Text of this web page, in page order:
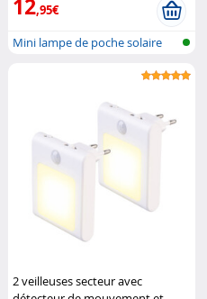
12,95€
Mini lampe de poche solaire
2 veilleuses secteur avec